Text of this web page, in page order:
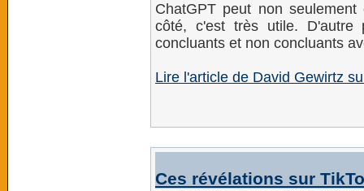
ChatGPT peut non
côté, c'est très utile. D'autre
concluants et non concluants
Lire l'article de David Gewirtz
Ces révélations sur